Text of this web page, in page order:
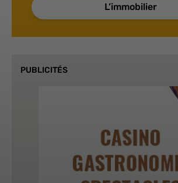
L’immobilier
PUBLICITÉS